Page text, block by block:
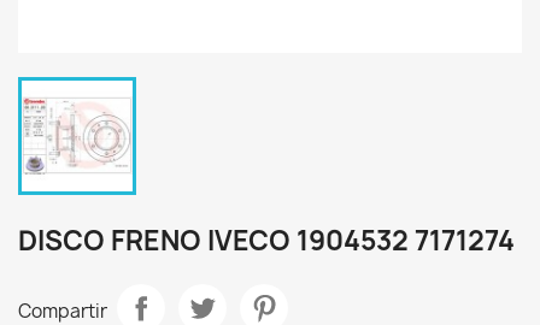
DISCO FRENO IVECO 1904532 7171274
Compartir